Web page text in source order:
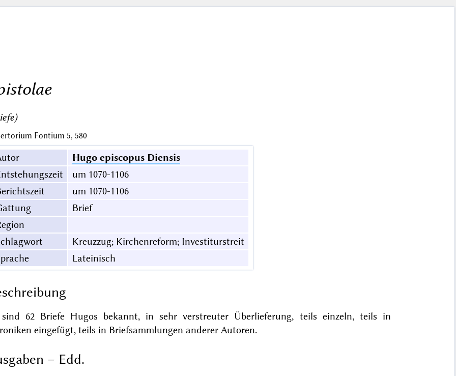
Fontium 5, 580
Hugo episcopus Diensis
um 1070-1106
um 1070-1106
Brief
Kreuzzug; Kirchenreform; Investiturstreit
Lateinisch
62 Briefe Hugos bekannt, in sehr verstreuter Überlieferung, teils einzeln, teils in
eingefügt, teils in Briefsammlungen anderer Autoren.
– Edd.